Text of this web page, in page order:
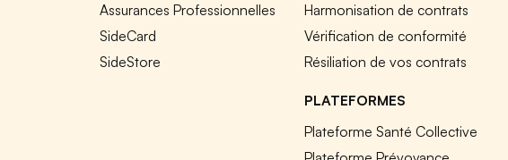
Assurances Professionnelles
SideCard
SideStore
Harmonisation de contrats
Vérification de conformité
Résiliation de vos contrats
PLATEFORMES
Plateforme Santé Collective